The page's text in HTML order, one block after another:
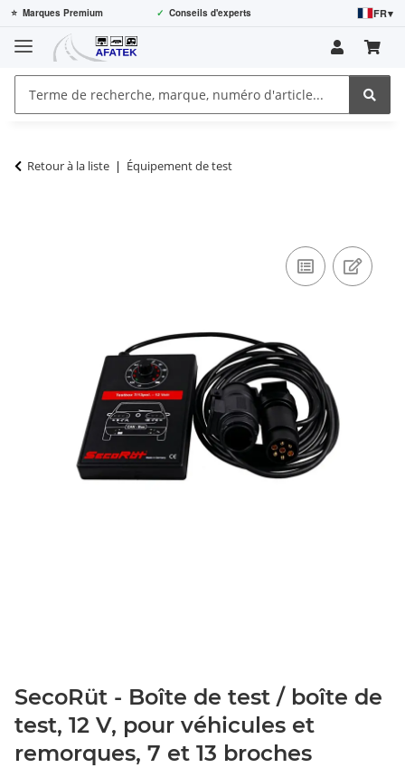
⭐ Marques Premium ✓ Conseils d'experts FR▾
Retour à la liste Équipement de test
SecoRüt - Boîte de test / boîte de
test, 12 V, pour véhicules et
remorques, 7 et 13 broches